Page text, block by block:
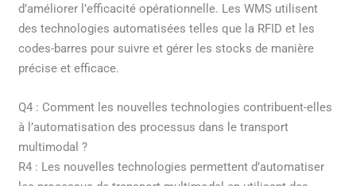
d’améliorer l’efficacité opérationnelle. Les WMS utilisent
des technologies automatisées telles que la RFID et les
codes-barres pour suivre et gérer les stocks de manière
précise et efficace.
Q4 : Comment les nouvelles technologies contribuent-elles
à l’automatisation des processus dans le transport
multimodal ?
R4 : Les nouvelles technologies permettent d’automatiser